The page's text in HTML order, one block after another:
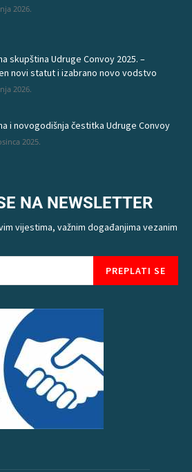
2026.
skupština Udruge Convoy 2025. –
novi statut i izabrano novo vodstvo
2026.
i novogodišnja čestitka Udruge Convoy
2025.
NA NEWSLETTER
vijestima, važnim događanjima vezanim
PREPLATI SE